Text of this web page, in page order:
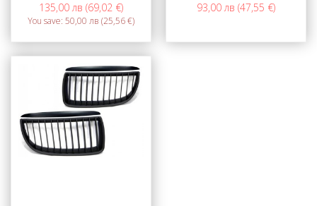
135,00 лв (69,02 €)
You save: 50,00 лв (25,56 €)
93,00 лв (47,55 €)